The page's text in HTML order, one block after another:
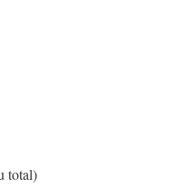
total)